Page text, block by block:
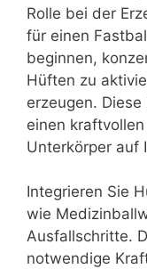
Rolle bei der
für einen
beginnen,
Hüften zu
erzeugen.
einen
Unterkörper auf
Integrieren Sie
wie
Ausfallschritte.
notwendige